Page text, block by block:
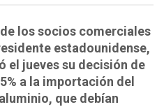
los socios comerciales
estadounidense,
el jueves su decisión de
a la importación del
que debían